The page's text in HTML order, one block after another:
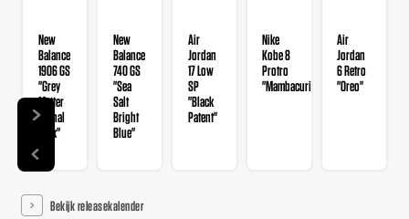
New
Balance
1906 GS
"Grey
Matter
Signal
Pink"
New
Balance
740 GS
"Sea
Salt
Bright
Blue"
Air
Jordan
17 Low
SP
"Black
Patent"
Nike
Kobe 8
Protro
"Mambacurial"
Air
Jordan
6 Retro
"Oreo"
Bekijk releasekalender